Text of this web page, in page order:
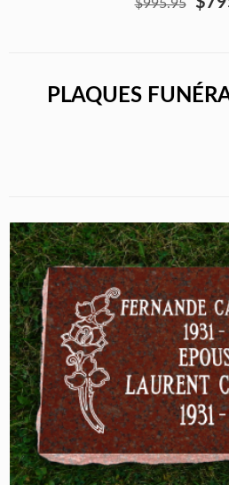
$995.95
PLAQUES